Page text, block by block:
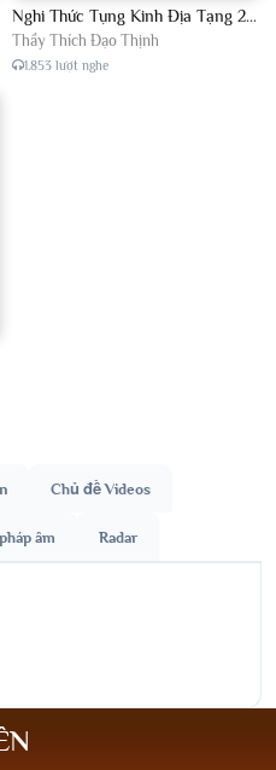
Nghi Thức Tụng Kinh Địa Tạng 2015
Thầy Thích Đạo Thịnh
1.853 lượt nghe
Chủ đề Videos
âm Radar